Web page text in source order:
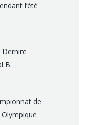
l’été
Dernire
B
de